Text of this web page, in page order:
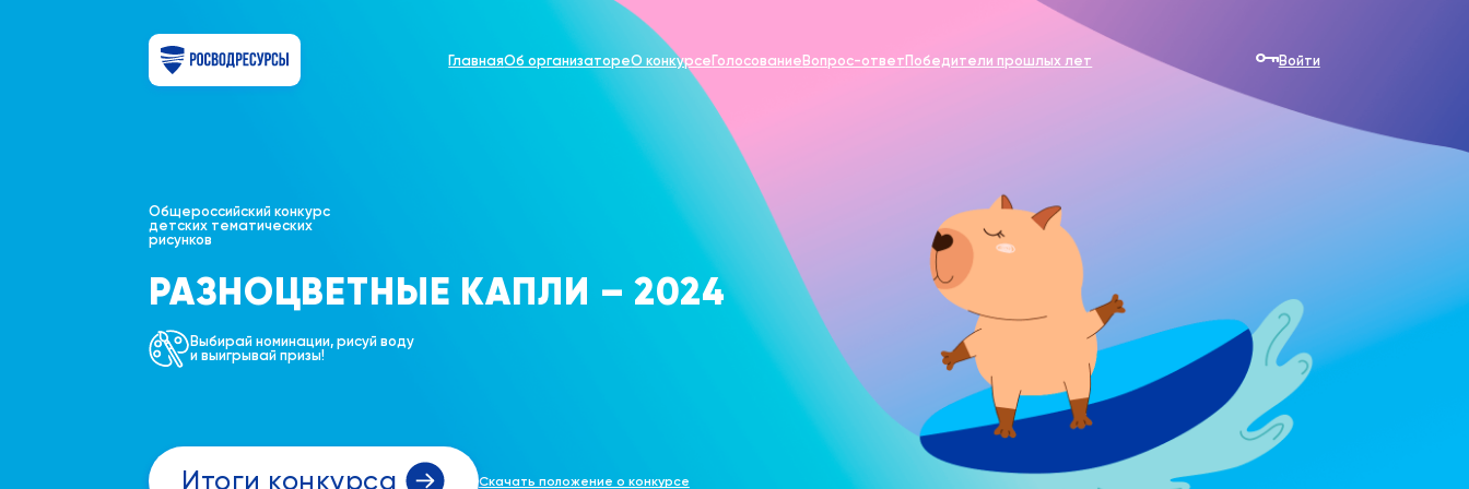
ГлавнаяОб организатореО конкурсе Голосование Вопрос-ответ Победители прошлых лет Войти
Общероссийский конкурс
детских тематических
рисунков
РАЗНОЦВЕТНЫЕ КАПЛИ – 2024
Выбирай номинации, рисуй воду
и выигрывай призы!
Итоги конкурса Скачать положение о конкурсе